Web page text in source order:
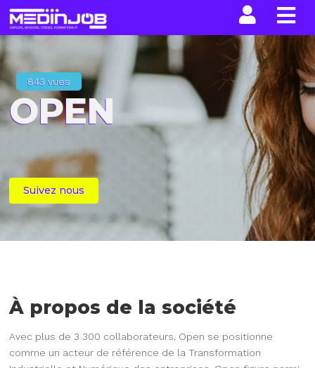
843 vues
OPEN
Suivez nous
À propos de la société
Avec plus de 3 300 collaborateurs, Open se positionne
comme un acteur de référence de la Transformation